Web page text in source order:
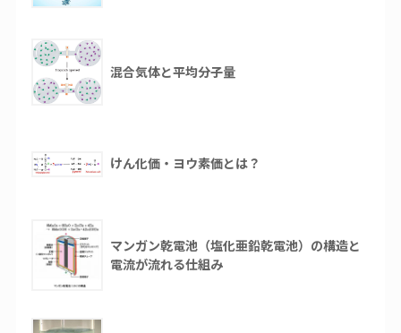
混合気体と平均分子量
けん化価・ヨウ素価とは？
マンガン乾電池（塩化亜鉛乾電池）の構造と
電流が流れる仕組み